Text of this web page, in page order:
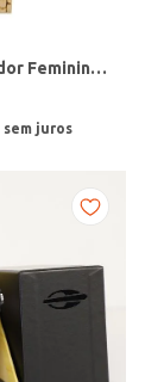
Relógio Condor Feminino DOURADO